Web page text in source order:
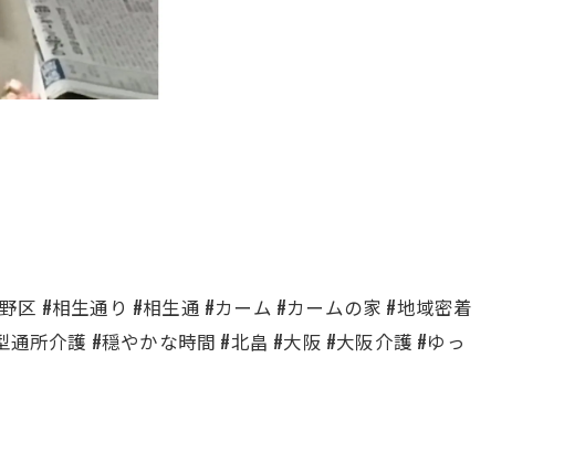
区 #相生通り #相生通 #カーム #カームの家 #地域密着
所介護 #穏やかな時間 #北畠 #大阪 #大阪介護 #ゆっ